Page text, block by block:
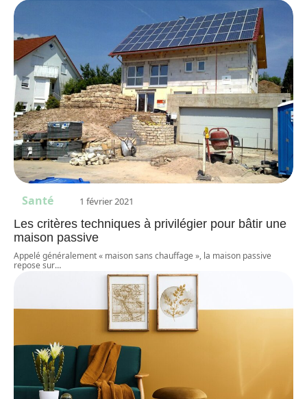
Santé 1 février 2021
Les critères techniques à privilégier pour bâtir une
maison passive
Appelé généralement « maison sans chauffage », la maison passive
repose sur…